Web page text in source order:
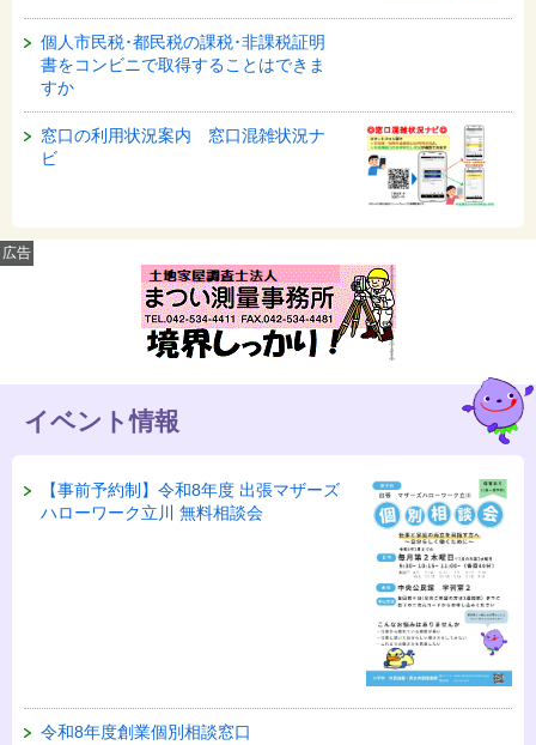
個人市民税･都民税の課税･非課税証明
書をコンビニで取得することはできま
すか
窓口の利用状況案内 窓口混雑状況ナ
ビ
広告
イベント情報
【事前予約制】令和8年度 出張マザーズ
ハローワーク立川 無料相談会
令和8年度創業個別相談窓口